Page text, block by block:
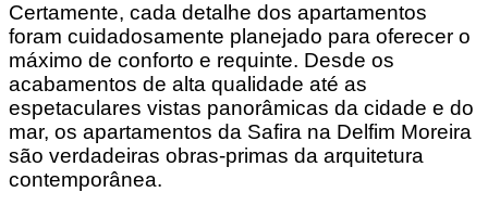
Certamente, cada detalhe dos apartamentos
foram cuidadosamente planejado para oferecer o
máximo de conforto e requinte. Desde os
acabamentos de alta qualidade até as
espetaculares vistas panorâmicas da cidade e do
mar, os apartamentos da Safira na Delfim Moreira
são verdadeiras obras-primas da arquitetura
contemporânea.